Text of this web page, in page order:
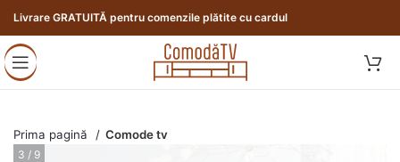
Livrare GRATUITĂ pentru comenzile plătite cu cardul
Prima pagină Comode tv
3 / 9